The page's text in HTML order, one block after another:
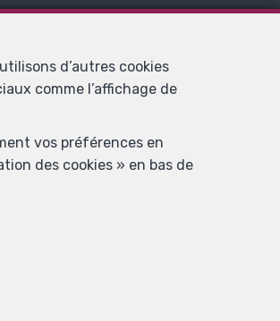
d’autres cookies
comme l’affichage de
vos préférences en
des cookies » en bas de
rue du Luxembourg 16B, 1000